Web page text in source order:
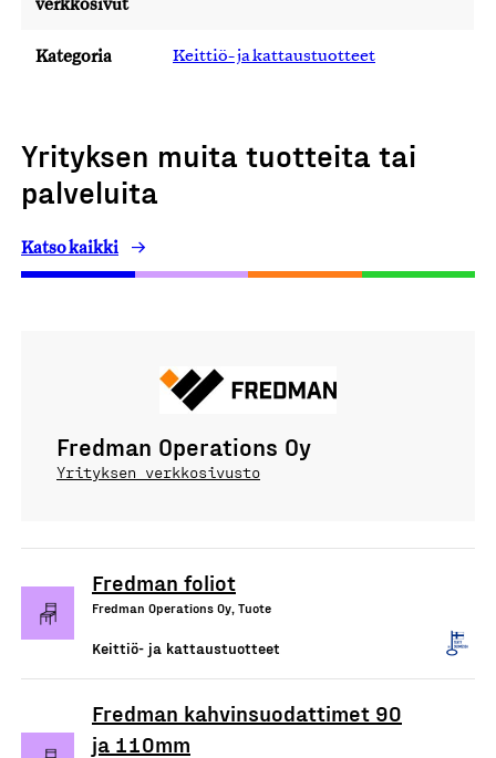
Kategoria Keittiö- ja kattaustuotteet
Yrityksen muita tuotteita tai
palveluita
Katso kaikki
Fredman Operations Oy
Yrityksen verkkosivusto
Fredman foliot
Fredman Operations Oy, Tuote
Keittiö- ja kattaustuotteet
Fredman kahvinsuodattimet 90
ja 110mm